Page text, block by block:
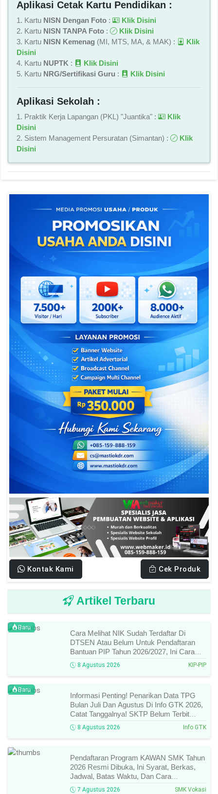
Aplikasi Cetak Kartu Pendidikan :
1. Kartu NISN Dengan Foto :
Klik Disini
2. Kartu NISN TANPA Foto :
Klik Disini
3. Kartu NISN Kemenag (MI, MTS, MA, & MAK) :
Klik
Disini
4. Kartu NUPTK :
Klik Disini
5. Kartu NRG/Sertifikasi Guru : Klik Disini
Aplikasi Sekolah :
1. Praktik Kerja Lapangan (PKL) "Juantika" :
Klik
Disini
2. Sistem Management Persuratan (Simantan) :
Klik
Disini
Kontak Kami Cek Produk
Artikel Terbaru
Baru
Cara Melihat NIK Sudah Terdaftar Di
DTSEN Atau Belum Untuk Pendaftaran
Bantuan PIP Tahun 2026/2027, Ini Cara
Cek Dan Syarat Perubahan Desil!
8 Agustus 2026 KIP-PIP
Baru
Informasi Penting! Penarikan Data TPG
Bulan Juli Dan Agustus Di Info GTK 2026,
Catat Tanggalnya! SKTP Belum Terbit
Januari–Juni, Ini Prosesnya!
8 Agustus 2026 Info GTK
Pendaftaran Program KAWAN SMK Tahun
2026 Resmi Dibuka, Ini Syarat, Berkas,
Jadwal, Batas Waktu, Dan Cara
Pendaftarannya!
7 Agustus 2026 SMK Vokasi